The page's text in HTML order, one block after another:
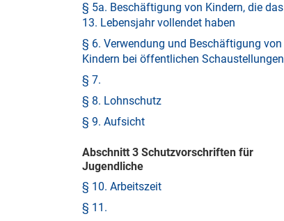
§ 5a. Beschäftigung von Kindern, die das
13. Lebensjahr vollendet haben
§ 6. Verwendung und Beschäftigung von
Kindern bei öffentlichen Schaustellungen
§ 7.
§ 8. Lohnschutz
§ 9. Aufsicht
Abschnitt 3 Schutzvorschriften für
Jugendliche
§ 10. Arbeitszeit
§ 11.